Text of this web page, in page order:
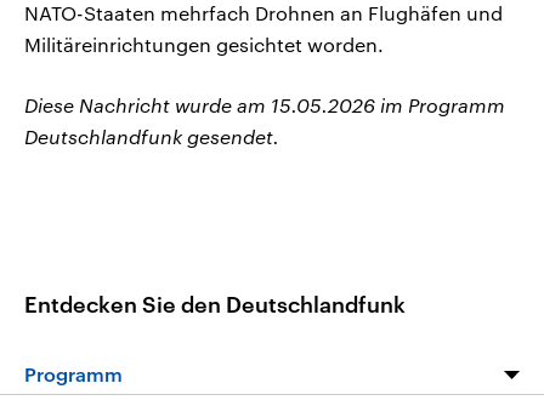
NATO-Staaten mehrfach Drohnen an Flughäfen und
Militäreinrichtungen gesichtet worden.
Diese Nachricht wurde am 15.05.2026 im Programm
Deutschlandfunk gesendet.
Entdecken Sie den Deutschlandfunk
Programm